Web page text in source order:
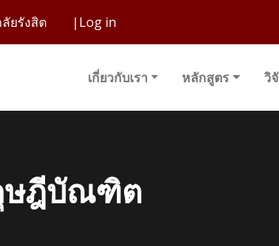
ยรังสิต | Log in
เกี่ยวกับเรา หลักสูตร วิ
ษฎีบัณฑิต